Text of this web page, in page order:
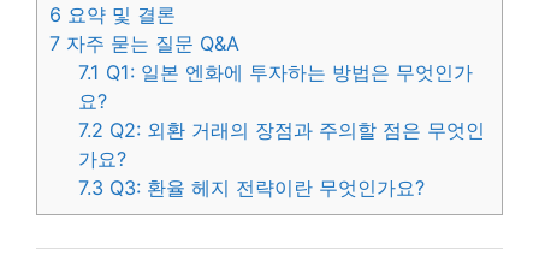
6 요약 및 결론
7 자주 묻는 질문 Q&A
7.1 Q1: 일본 엔화에 투자하는 방법은 무엇인가
요?
7.2 Q2: 외환 거래의 장점과 주의할 점은 무엇인
가요?
7.3 Q3: 환율 헤지 전략이란 무엇인가요?